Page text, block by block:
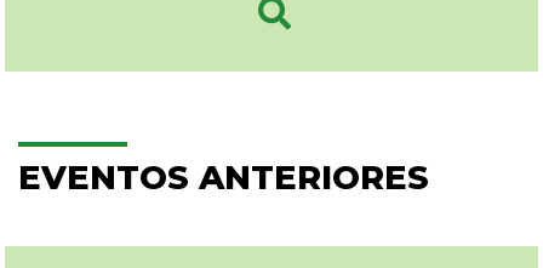
EVENTOS ANTERIORES